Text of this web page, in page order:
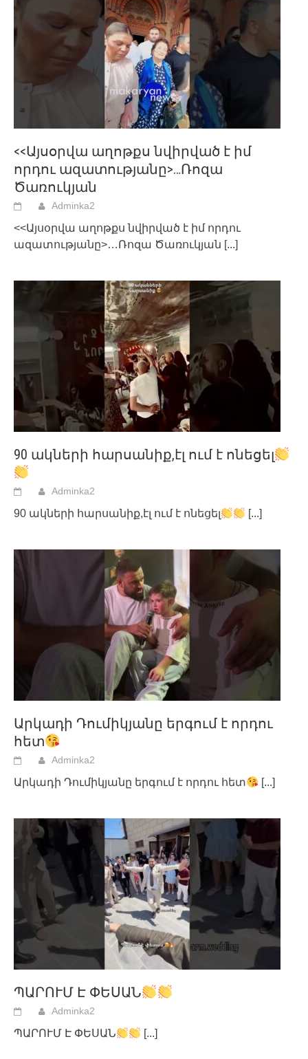
<<Այսօրվա աղոթքս նվիրված է իմ
որդու ազատությանը>…Ռոզա
Ծառուկյան
Adminka2
<<Այսօրվա աղոթքս նվիրված է իմ որդու
ազատությանը>…Ռոզա Ծառուկյան [...]
90 ակների հարսանիք,էլ ում է ոնեցել
Adminka2
90 ակների հարսանիք,էլ ում է ոնեցել [...]
Արկադի Դումիկյանը երգում է որդու
հետ
Adminka2
Արկադի Դումիկյանը երգում է որդու հետ [...]
ՊԱՐՈՒՄ Է ՓԵՍԱՆ
Adminka2
ՊԱՐՈՒՄ Է ՓԵՍԱՆ [...]